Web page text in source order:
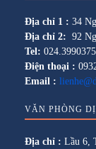
Địa chỉ 1 : 34
Địa chỉ 2: 92
Tel:
Điện thoại :
Email :
VĂN PHÒNG
Địa chỉ : Lầu 6,